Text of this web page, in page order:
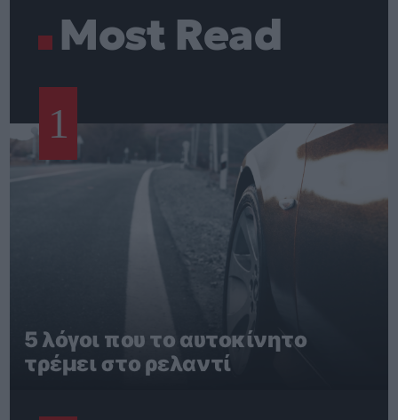
Most Read
1
5 λόγοι που το αυτοκίνητο
τρέμει στο ρελαντί